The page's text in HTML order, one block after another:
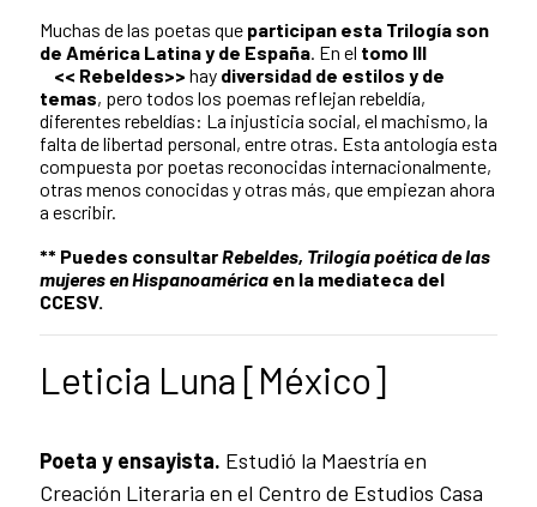
Muchas de las poetas que participan esta Trilogía son
de América Latina y de España. En el tomo III
<< Rebeldes>> hay diversidad de estilos y de
temas, pero todos los poemas reflejan rebeldía,
diferentes rebeldías: La injusticia social, el machismo, la
falta de libertad personal, entre otras. Esta antología esta
compuesta por poetas reconocidas internacionalmente,
otras menos conocidas y otras más, que empiezan ahora
a escribir.
** Puedes consultarRebeldes, Trilogía poética de las
mujeres en Hispanoamérica en la mediateca del
CCESV.
Leticia Luna [México]
Poeta y ensayista. Estudió la Maestría en
Creación Literaria en el Centro de Estudios Casa